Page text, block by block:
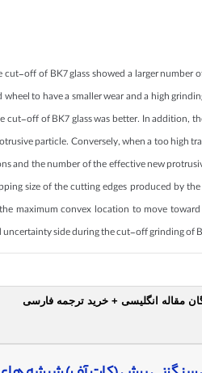
off of BK7 glass showed a larger
to have a smaller wear and a high
cut-off of BK7 glass was better. In
particle. Conversely, when a too high
and the number of the effective new
size of the cutting edges produced by
maximum convex location to move
side during the cut-off grinding of
مقاله انگلیسی + خرید ترجمه فارسی